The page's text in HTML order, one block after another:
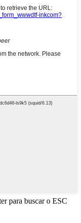
para buscar o ESC